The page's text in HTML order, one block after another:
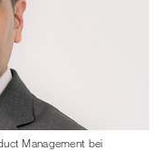
Management bei